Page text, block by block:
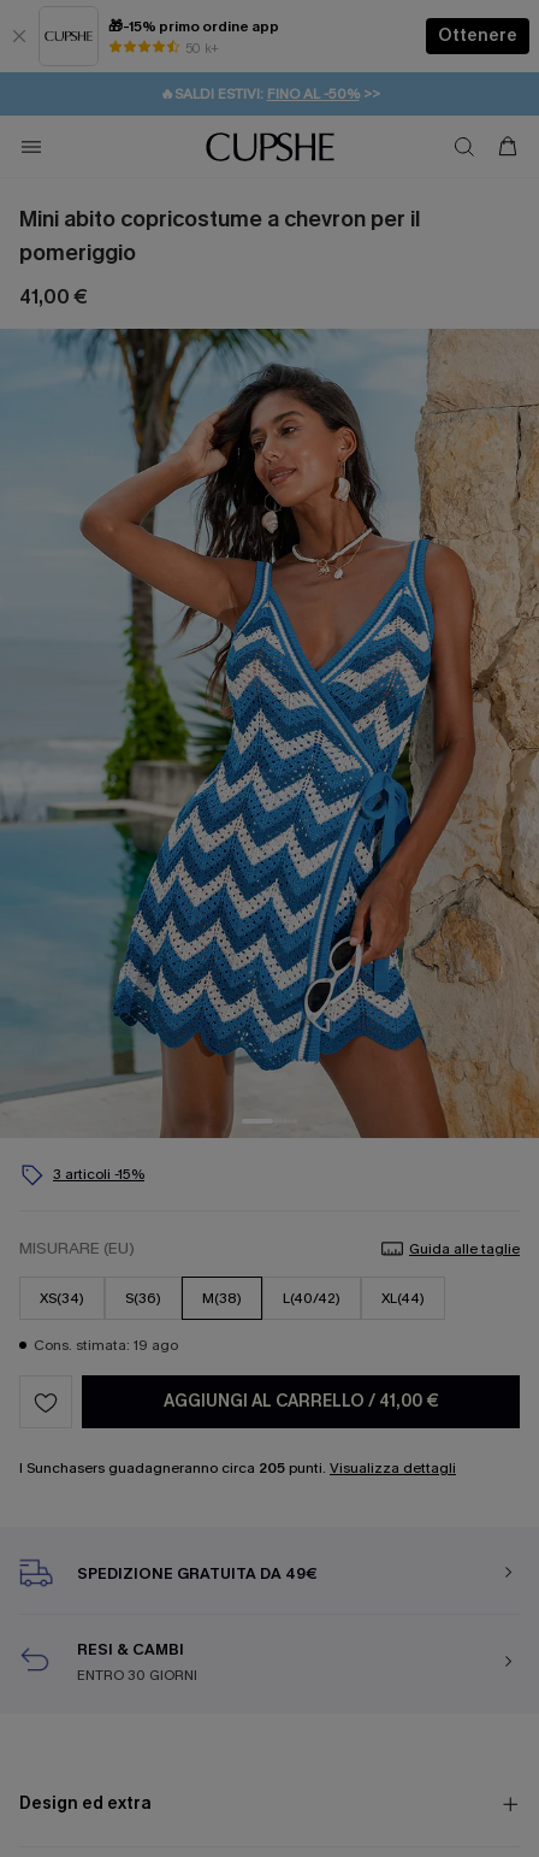
🎁-15% primo ordine app
50 k+
Ottenere
⚡️-15% SUGLI ESSENZIALI DA VACANZA | ACQUISTA
🔥SALDI ESTIVI: FINO AL -50%>>
🚚SPEDIZIONE GRATUITA DA 49€
💌REGALO PER I NUOVI: 20% DI SCONTO*
Mini abito copricostume a chevron per il
pomeriggio
41,00 €
3 articoli -15%
MISURARE (EU) Guida alle taglie
XS(34) S(36) M(38) L(40/42) XL(44)
Cons. stimata: 19 ago
AGGIUNGI AL CARRELLO / 41,00 €
I Sunchasers guadagneranno circa 205 punti. Visualizza dettagli
SPEDIZIONE GRATUITA DA 49€
RESI & CAMBI
ENTRO 30 GIORNI
Design ed extra